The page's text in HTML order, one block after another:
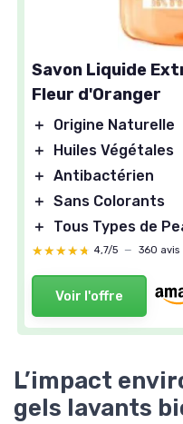
Savon Liquide
Fleur d'Oranger
＋
Origine Naturelle
＋
Huiles Végétales
＋ Antibactérien
＋ Sans Colorants
＋
Tous Types de
★★★★★
★★★★★ 4,7/5 — 360 avis
Voir l'offre
L’impact
gels lavants
Savon Mains
Orange 400ml
＋ Naturelet Vegan
＋ Tonifiantpour la
＋
Sans Parabènes
＋
Cruelty Free
Voir l'offre